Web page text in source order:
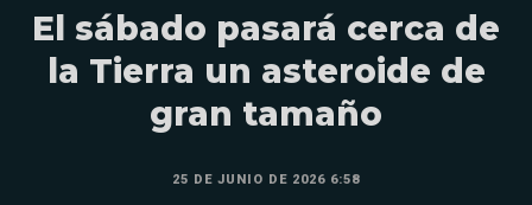
El sábado pasará cerca de
la Tierra un asteroide de
gran tamaño
25 DE JUNIO DE 2026 6:58